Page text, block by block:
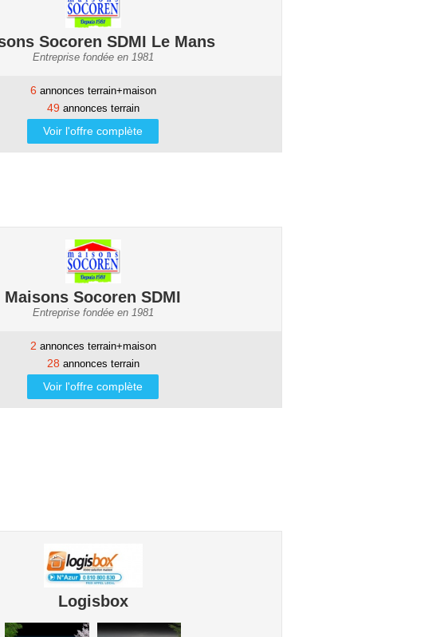
Socoren SDMI Le Mans
Entreprise fondée en 1981
6 annonces terrain+maison
49 annonces terrain
Voir l'offre complète
Maisons Socoren SDMI
Entreprise fondée en 1981
2 annonces terrain+maison
28 annonces terrain
Voir l'offre complète
Logisbox